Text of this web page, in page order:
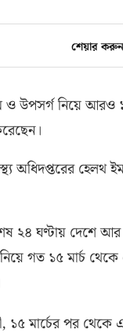
শেয়ার
ও উপসর্গ নিয়ে
অধিদপ্তরের হেলথ
২৪ ঘণ্টায় দেশে
গত ১৫ মার্চ
, ১৫ মার্চের পর থেকে